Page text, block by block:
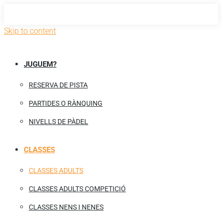
Skip to content
JUGUEM?
RESERVA DE PISTA
PARTIDES O RÀNQUING
NIVELLS DE PÀDEL
CLASSES
CLASSES ADULTS
CLASSES ADULTS COMPETICIÓ
CLASSES NENS I NENES